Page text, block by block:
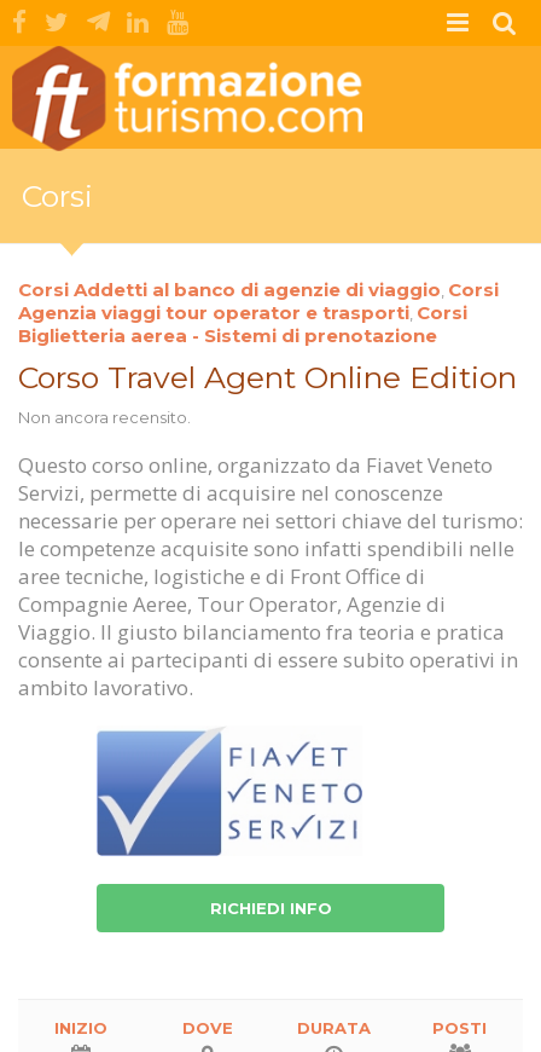
Corsi
Corsi Addetti al banco di agenzie di viaggio Corsi
Agenzia viaggi tour operator e trasporti Corsi
Biglietteria aerea - Sistemi di prenotazione
Corso Travel Agent Online Edition
Non ancora recensito.
Questo corso online, organizzato da Fiavet Veneto
Servizi, permette di acquisire nel conoscenze
necessarie per operare nei settori chiave del turismo:
le competenze acquisite sono infatti spendibili nelle
aree tecniche, logistiche e di Front Office di
Compagnie Aeree, Tour Operator, Agenzie di
Viaggio. Il giusto bilanciamento fra teoria e pratica
consente ai partecipanti di essere subito operativi in
ambito lavorativo.
RICHIEDI INFO
INIZIO DOVE DURATA POSTI